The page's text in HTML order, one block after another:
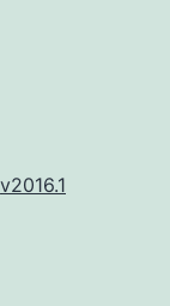
v2016.1